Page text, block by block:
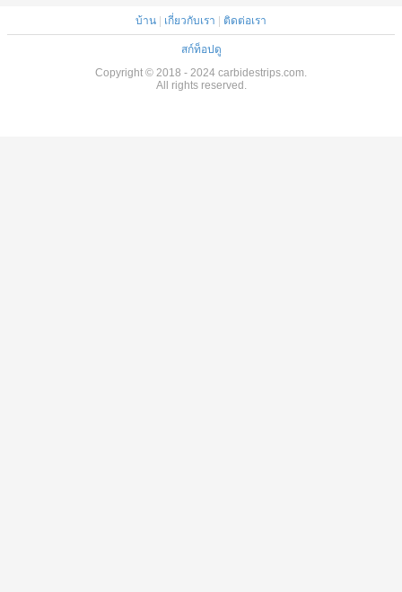
บ้าน | เกี่ยวกับเรา | ติดต่อเรา
สก์ท็อปดู
Copyright © 2018 - 2024 carbidestrips.com.
All rights reserved.